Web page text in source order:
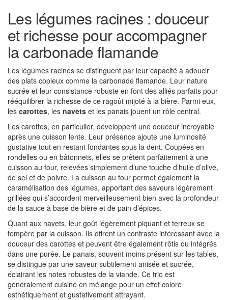
Les légumes racines : douceur
et richesse pour accompagner
la carbonade flamande
Les légumes racines se distinguent par leur capacité à adoucir
des plats copieux comme la carbonade flamande. Leur nature
sucrée et leur consistance robuste en font des alliés parfaits pour
rééquilibrer la richesse de ce ragoût mijoté à la bière. Parmi eux,
les carottes, les navets et les panais jouent un rôle central.
Les carottes, en particulier, développent une douceur incroyable
après une cuisson lente. Leur présence ajoute une luminosité
gustative tout en restant fondantes sous la dent. Coupées en
rondelles ou en bâtonnets, elles se prêtent parfaitement à une
cuisson au four, relevées simplement d’une touche d’huile d’olive,
de sel et de poivre. La cuisson au four permet également la
caramélisation des légumes, apportant des saveurs légèrement
grillées qui s’accordent merveilleusement bien avec la profondeur
de la sauce à base de bière et de pain d’épices.
Quant aux navets, leur goût légèrement piquant et terreux se
tempère par la cuisson. Ils offrent un contraste intéressant avec la
douceur des carottes et peuvent être également rôtis ou intégrés
dans une purée. Le panais, souvent moins présent sur les tables,
se distingue par une saveur subtilement anisée et sucrée,
éclairant les notes robustes de la viande. Ce trio est
généralement cuisiné en mélange pour un effet coloré
esthétiquement et gustativement attrayant.